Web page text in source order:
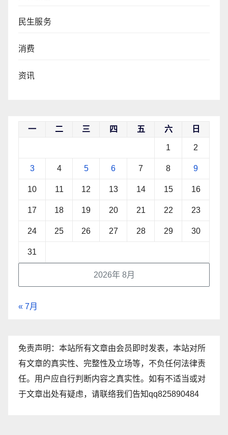
民生服务
消费
资讯
2026年 8月
一 二 三 四 五 六 日
1 2
3 4 5 6 7 8 9
10 11 12 13 14 15 16
17 18 19 20 21 22 23
24 25 26 27 28 29 30
31
« 7月
免责声明：本站所有文章由会员即时发表，本站对所
有文章的真实性、完整性及立场等，不负任何法律责
任。用户应自行判断内容之真实性。如有不适当或对
于文章出处有疑虑，请联络我们告知qq825890484